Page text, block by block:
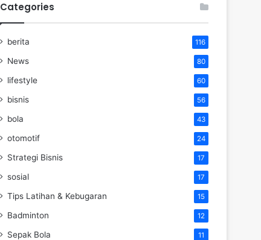
Categories
berita 116
News 80
lifestyle 60
bisnis 56
bola 43
otomotif 24
Strategi Bisnis 17
sosial 17
Tips Latihan & Kebugaran 15
Badminton 12
Sepak Bola 11